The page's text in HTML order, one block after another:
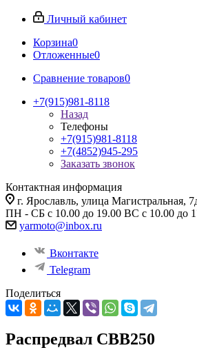
Личный кабинет
Корзина0
Отложенные0
Сравнение товаров0
+7(915)981-8118
Назад
Телефоны
+7(915)981-8118
+7(4852)945-295
Заказать звонок
Контактная информация
г. Ярославль, улица Магистральная,
ПН - СБ с 10.00 до 19.00 ВС с 10.00 до
yarmoto@inbox.ru
Вконтакте
Telegram
Поделиться
Распредвал CBB250